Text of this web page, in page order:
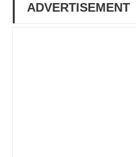
ADVERTISEMENT